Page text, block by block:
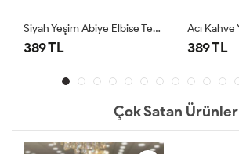
Siyah Yeşim Abiye Elbise Tesettür Giyim
389 TL 389 TL
Çok Satan Ürünler